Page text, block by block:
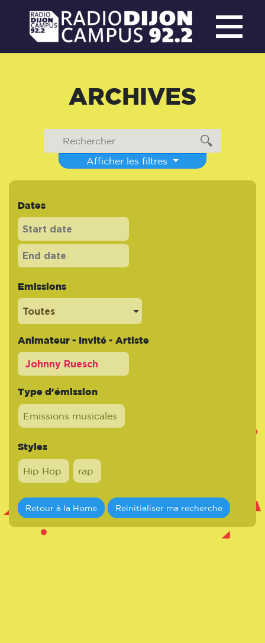
ARCHIVES
Afficher les filtres
Dates
Emissions
Toutes
Animateur - Invité - Artiste
Type d'émission
Emissions musicales
Styles
Hip Hop rap
Retour à la Home Reinitialiser ma recherche